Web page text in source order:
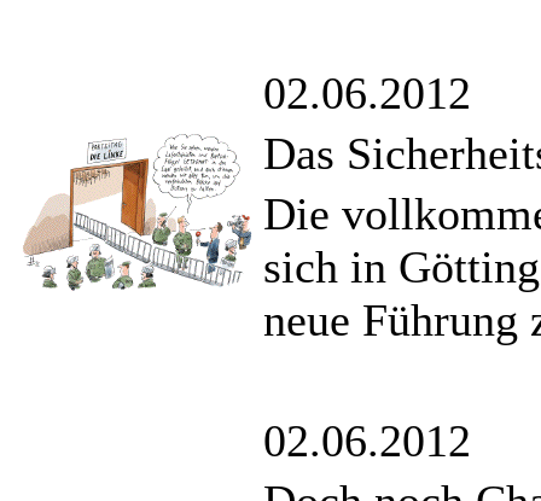
02.06.2012
Das
Die
sich in
neue Führung
02.06.2012